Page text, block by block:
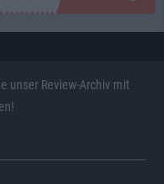
unser Review-Archiv mit